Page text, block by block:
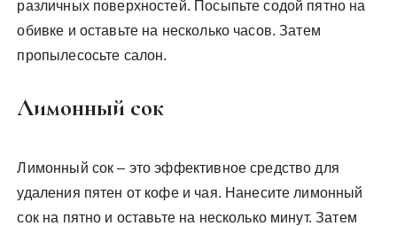
различных поверхностей. Посыпьте содой пятно на
обивке и оставьте на несколько часов. Затем
пропылесосьте салон.
Лимонный сок
Лимонный сок – это эффективное средство для
удаления пятен от кофе и чая. Нанесите лимонный
сок на пятно и оставьте на несколько минут. Затем